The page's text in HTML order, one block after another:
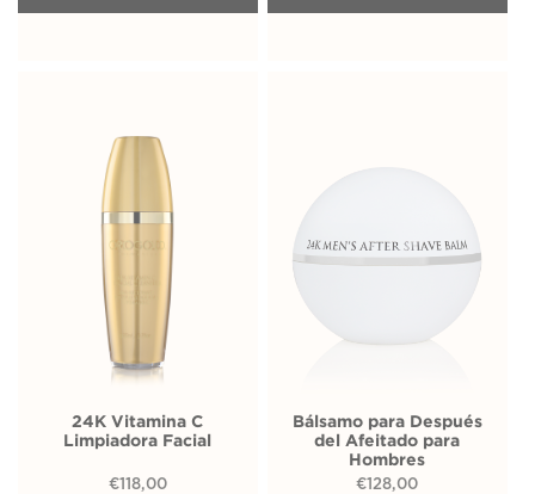
24K Vitamina C
Limpiadora Facial
€118,00
Bálsamo para Después
del Afeitado para
Hombres
€128,00